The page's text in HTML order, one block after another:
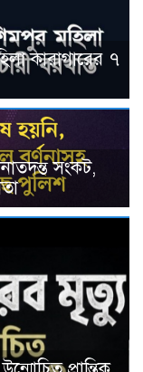
কারাগারের ৭
সংকট,